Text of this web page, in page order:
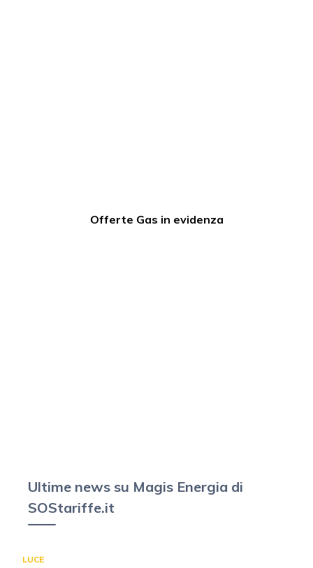
Offerte Gas in evidenza
Ultime news su Magis Energia di
SOStariffe.it
LUCE